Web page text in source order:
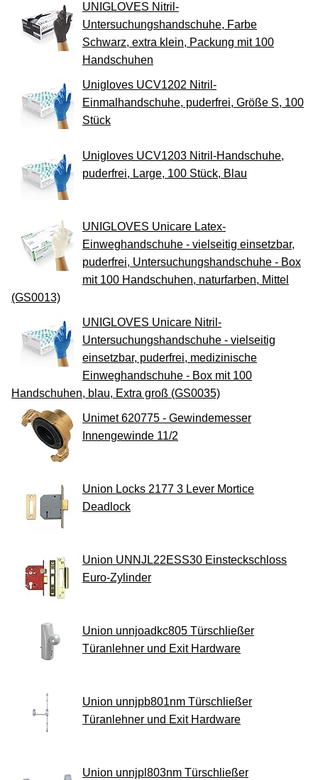
UNIGLOVES Nitril-
Untersuchungshandschuhe, Farbe
Schwarz, extra klein, Packung mit 100
Handschuhen
Unigloves UCV1202 Nitril-
Einmalhandschuhe, puderfrei, Größe S, 100
Stück
Unigloves UCV1203 Nitril-Handschuhe,
puderfrei, Large, 100 Stück, Blau
UNIGLOVES Unicare Latex-
Einweghandschuhe - vielseitig einsetzbar,
puderfrei, Untersuchungshandschuhe - Box
mit 100 Handschuhen, naturfarben, Mittel
(GS0013)
UNIGLOVES Unicare Nitril-
Untersuchungshandschuhe - vielseitig
einsetzbar, puderfrei, medizinische
Einweghandschuhe - Box mit 100
Handschuhen, blau, Extra groß (GS0035)
Unimet 620775 - Gewindemesser
Innengewinde 11/2
Union Locks 2177 3 Lever Mortice
Deadlock
Union UNNJL22ESS30 Einsteckschloss
Euro-Zylinder
Union unnjoadkc805 Türschließer
Türanlehner und Exit Hardware
Union unnjpb801nm Türschließer
Türanlehner und Exit Hardware
Union unnjpl803nm Türschließer